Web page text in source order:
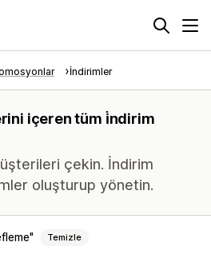
İndirimler
içeren tüm i̇ndirim
çekin. İndirim
oluşturup yönetin.
Temizle